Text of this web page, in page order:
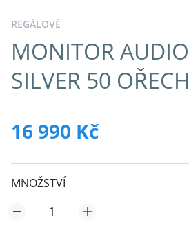
REGÁLOVÉ
MONITOR AUDIO
SILVER 50 OŘECH
16 990 Kč
MNOŽSTVÍ